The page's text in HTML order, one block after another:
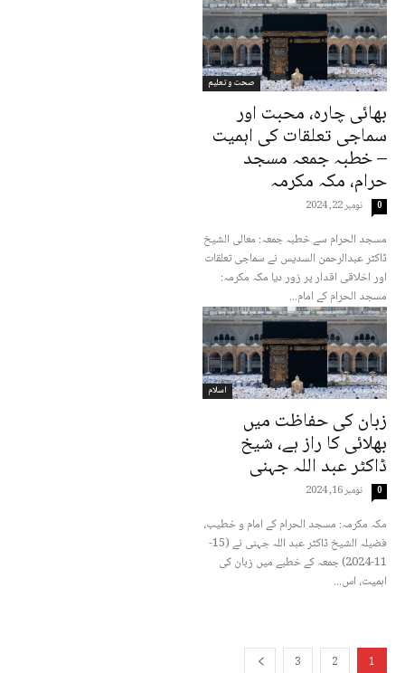
صحت و تعلیم
بھائی چارہ، محبت اور
سماجی تعلقات کی اہمیت
– خطبہ جمعہ مسجد
حرام، مکہ مکرمہ
نومبر 22, 2024 0
مسجد الحرام سے خطبہ جمعہ: معالی الشیخ
ڈاکٹر عبدالرحمن السدیس نے سماجی تعلقات
اور اخلاقی اقدار پر زور دیا مکہ مکرمہ:
مسجد الحرام کے امام...
اسلام
زبان کی حفاظت میں
بھلائی کا راز ہے، شیخ
ڈاکٹر عبد اللہ جہنی
نومبر 16, 2024 0
مکہ مکرمہ: مسجد الحرام کے امام و خطیب،
فضیلہ الشیخ ڈاکٹر عبد اللہ جہنی نے (15-
11-2024) جمعہ کے خطبے میں زبان کی
اہمیت، اس...
1
2
3